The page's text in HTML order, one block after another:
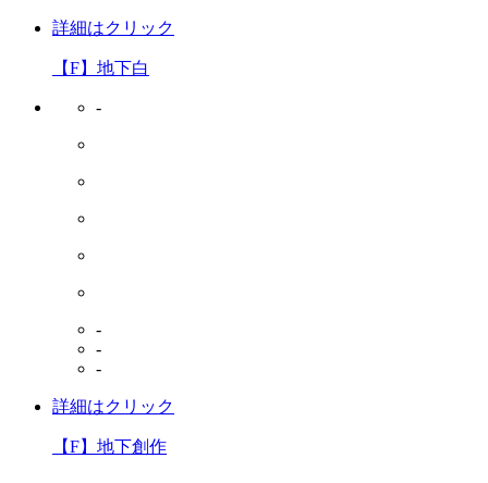
詳細はクリック
【F】地下白
-
-
-
-
詳細はクリック
【F】地下創作